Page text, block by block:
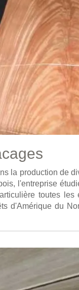
la production de
l'entreprise
toutes les
d'Amérique du